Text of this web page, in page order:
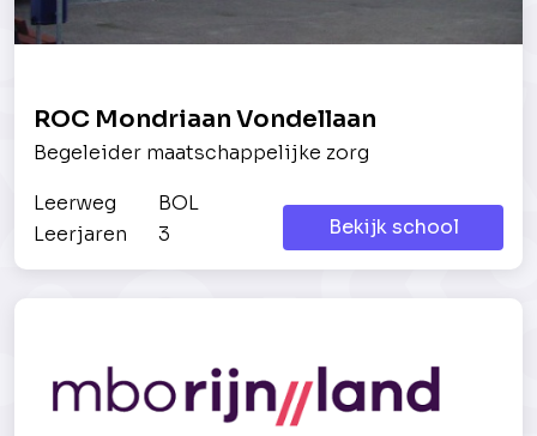
ROC Mondriaan Vondellaan
Begeleider maatschappelijke zorg
Leerweg
BOL
Leerjaren
3 Bekijk school